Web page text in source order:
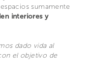
sumamente
interiores y
dado vida al
el objetivo de